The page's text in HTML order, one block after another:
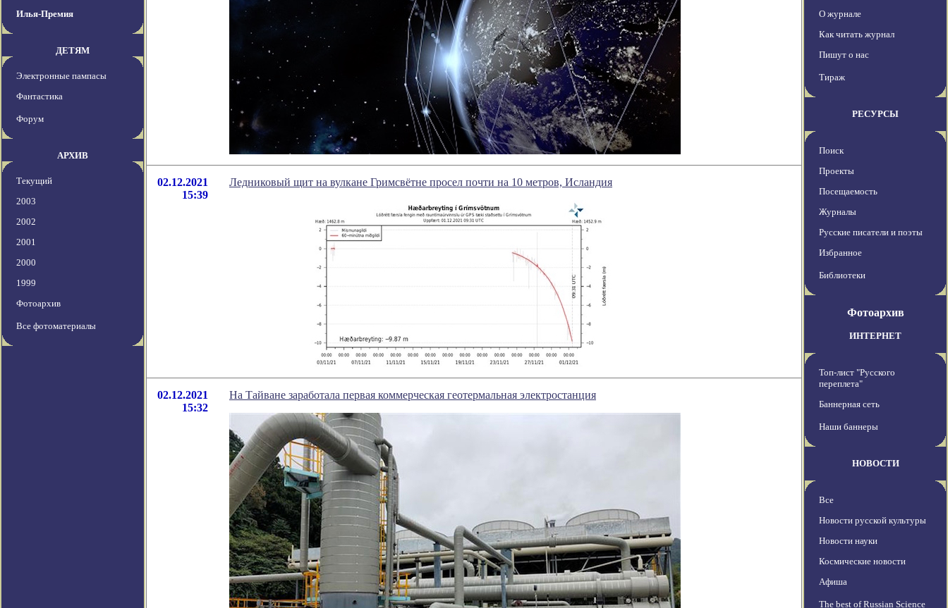
Илья-Премия
ДЕТЯМ
Электронные пампасы
Фантастика
Форум
АРХИВ
Текущий
2003
2002
2001
2000
1999
Фотоархив
Все фотоматериалы
02.12.2021
15:39
Ледниковый щит на вулкане Гримсвётне просел почти на 10 метров, Исландия
02.12.2021
15:32
На Тайване заработала первая коммерческая геотермальная электростанция
О журнале
Как читать журнал
Пишут о нас
Тираж
РЕСУРСЫ
Поиск
Проекты
Посещаемость
Журналы
Русские писатели и поэты
Избранное
Библиотеки
Фотоархив
ИНТЕРНЕТ
Топ-лист "Русского
переплета"
Баннерная сеть
Наши баннеры
НОВОСТИ
Все
Новости русской культуры
Новости науки
Космические новости
Афиша
The best of Russian Science